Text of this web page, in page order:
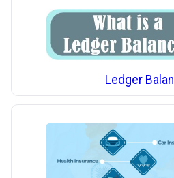
Ledger